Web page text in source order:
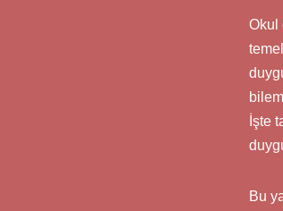
Okul
İşte
Bu